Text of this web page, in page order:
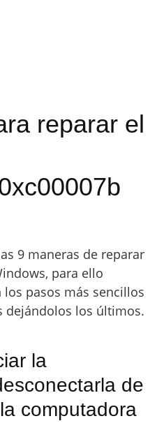
reparar el
9 maneras de reparar
para ello
pasos más sencillos
dejándolos los últimos.
la
de
computadora